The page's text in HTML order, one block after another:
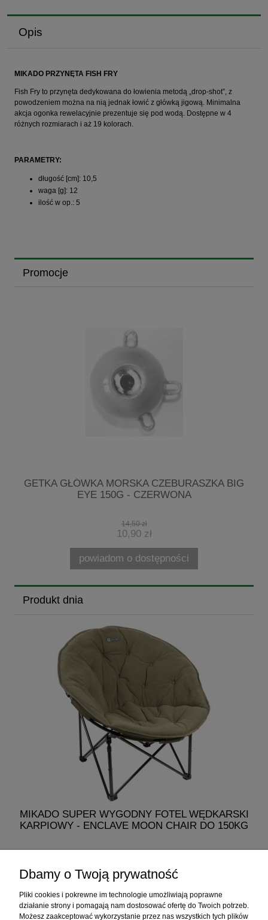
Opis
MIKADO PRZYNĘTA FISH FRY
Fish Fry to przynęta dedykowana do łowienia metodą „drop-shot”, z
powodzeniem można na nią jednak łowić z główką jigową. Minimalna
akcja ogonka rewelacyjnie prezentuje się pod wodą. Dostępne w 4
różnych rozmiarach i aż 19 kolorach.
PARAMETRY:
długość [cm]: 10,5
waga [g]: 12
ilość w op.: 5
Promocje
GETKA GŁÓWKA MORSKA CZEBURASZKA BIG
EYE 150G - CZERWONA
14,50 zł
10,90 zł
powiadom o dostępności
Produkt dnia
MIKADO SUPER WYGODNY FOTEL WĘDKARSKI
KARPIOWY - ENCLAVE MOON CHAIR DO 150KG
do koszyka
Dbamy o Twoją prywatność
Pliki cookies i pokrewne im technologie umożliwiają poprawne
działanie strony i pomagają nam dostosować ofertę do Twoich potrzeb.
Możesz zaakceptować wykorzystanie przez nas wszystkich tych plików